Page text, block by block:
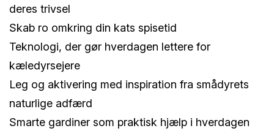
deres trivsel
Skab ro omkring din kats spisetid
Teknologi, der gør hverdagen lettere for
kæledyrsejere
Leg og aktivering med inspiration fra smådyrets
naturlige adfærd
Smarte gardiner som praktisk hjælp i hverdagen